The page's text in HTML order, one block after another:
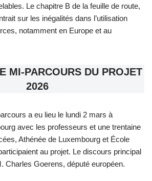
Le chapitre B de la feuille de route,
sur les inégalités dans l’utilisation
notamment en Europe et au
MI-PARCOURS DU PROJET
2026
a eu lieu le lundi 2 mars à
avec les professeurs et une trentaine
Athénée de Luxembourg et École
au projet. Le discours principal
Charles Goerens, député européen.